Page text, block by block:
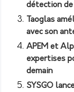
détection
Taoglas
avec son
APEM et
expertises
demain
SYSGO